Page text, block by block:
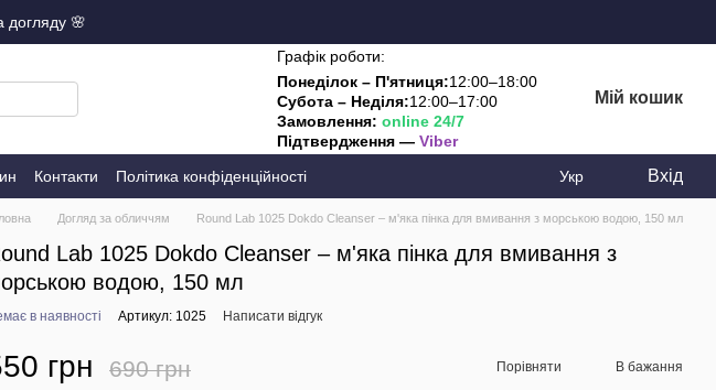
догляду 🌸
Графік роботи:
Понеділок – П'ятниця:12:00–18:00
Субота – Неділя:12:00–17:00
Замовлення: online 24/7
Підтвердження — Viber
Мій кошик
Контакти Політика конфіденційності Укр Вхід
Догляд за обличчям Round Lab 1025 Dokdo Cleanser – м'яка пінка для вмивання з морською водою, 150 мл
Lab 1025 Dokdo Cleanser – м'яка пінка для вмивання з
водою, 150 мл
в наявності Артикул: 1025 Написати відгук
грн 690 грн Порівняти В бажання